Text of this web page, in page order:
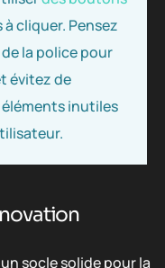
à cliquer. Pensez
la police pour
évitez de
éléments inutiles
socle solide pour la